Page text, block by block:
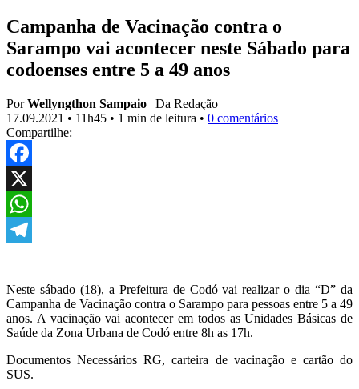
Campanha de Vacinação contra o
Sarampo vai acontecer neste Sábado para
codoenses entre 5 a 49 anos
PorWellyngthon Sampaio | Da Redação
17.09.2021 • 11h45 • 1 min de leitura • 0 comentários
Compartilhe:
Facebook
X
WhatsApp
Neste sábado (18), a Prefeitura de Codó vai realizar o dia “D” da
Campanha de Vacinação contra o Sarampo para pessoas entre 5 a 49
anos. A vacinação vai acontecer em todos as Unidades Básicas de
Saúde da Zona Urbana de Codó entre 8h as 17h.
Documentos Necessários RG, carteira de vacinação e cartão do
SUS.